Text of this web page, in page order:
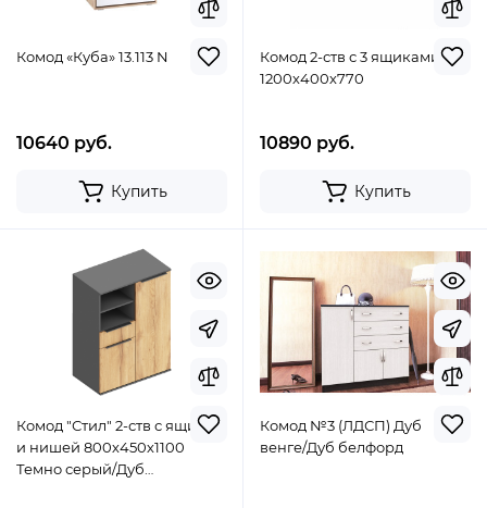
Комод «Куба» 13.113 N
10640 руб.
Купить
Комод 2-ств с 3 ящиками
1200х400х770
10890 руб.
Купить
Комод "Стил" 2-ств с ящиком
и нишей 800х450х1100
Темно серый/Дуб
Комод №3 (ЛДСП) Дуб
венге/Дуб белфорд